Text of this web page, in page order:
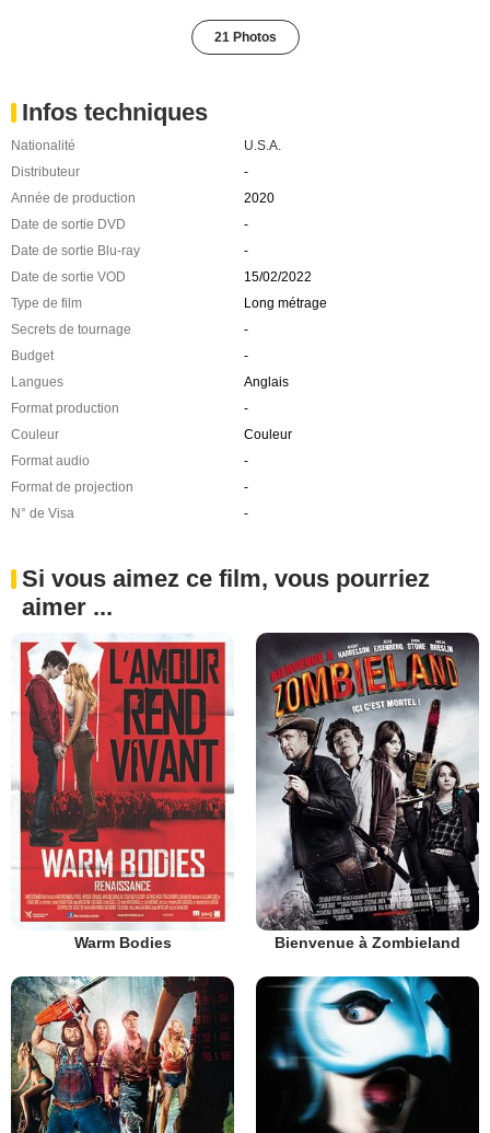
21 Photos
Infos techniques
Nationalité
U.S.A.
Distributeur
-
Année de production
2020
Date de sortie DVD
-
Date de sortie Blu-ray
-
Date de sortie VOD
15/02/2022
Type de film
Long métrage
Secrets de tournage
-
Budget
-
Langues
Anglais
Format production
-
Couleur
Couleur
Format audio
-
Format de projection
-
N° de Visa
-
Si vous aimez ce film, vous pourriez
aimer ...
Warm Bodies Bienvenue à Zombieland